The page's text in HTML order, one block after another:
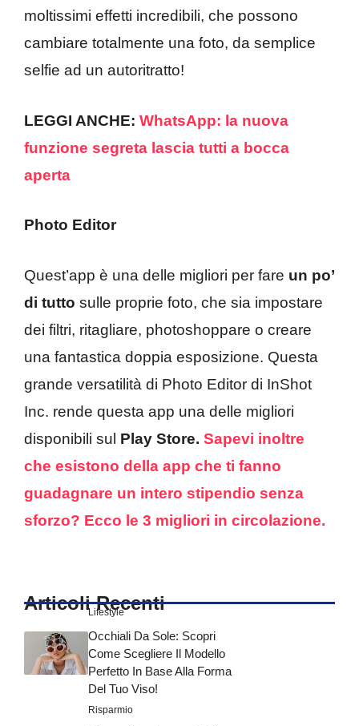
moltissimi effetti incredibili, che possono
cambiare totalmente una foto, da semplice
selfie ad un autoritratto!
LEGGI ANCHE: WhatsApp: la nuova
funzione segreta lascia tutti a bocca
aperta
Photo Editor
Quest’app è una delle migliori per fare un po’
di tutto sulle proprie foto, che sia impostare
dei filtri, ritagliare, photoshoppare o creare
una fantastica doppia esposizione. Questa
grande versatilità di Photo Editor di InShot
Inc. rende questa app una delle migliori
disponibili sul Play Store. Sapevi inoltre
che esistono della app che ti fanno
guadagnare un intero stipendio senza
sforzo? Ecco le 3 migliori in circolazione.
Articoli Recenti
Lifestyle
Occhiali Da Sole: Scopri
Come Scegliere Il Modello
Perfetto In Base Alla Forma
Del Tuo Viso!
Risparmio